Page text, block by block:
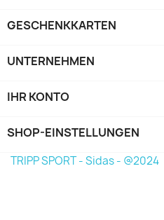
GESCHENKKARTEN
UNTERNEHMEN
IHR KONTO
SHOP-EINSTELLUNGEN
TRIPP SPORT - Sidas - @2024